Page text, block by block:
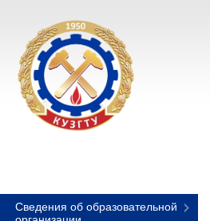
Сведения об образовательной